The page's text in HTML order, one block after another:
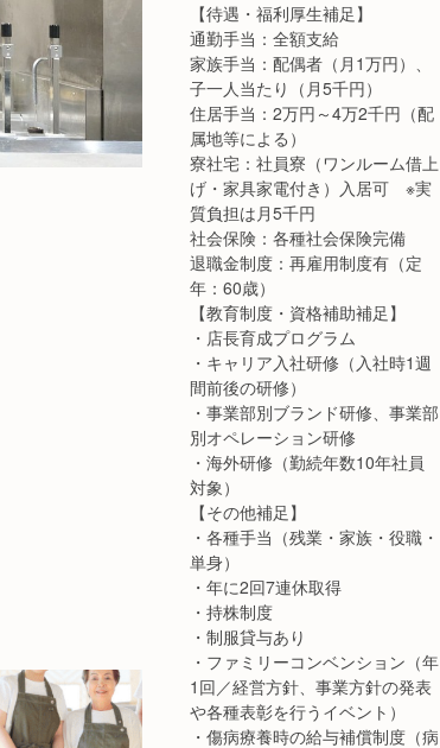
【待遇・福利厚生補足】
通勤手当：全額支給
家族手当：配偶者（月1万円）、
子一人当たり（月5千円）
住居手当：2万円～4万2千円（配
属地等による）
寮社宅：社員寮（ワンルーム借上
げ・家具家電付き）入居可 ※実
質負担は月5千円
社会保険：各種社会保険完備
退職金制度：再雇用制度有（定
年：60歳）
【教育制度・資格補助補足】
・店長育成プログラム
・キャリア入社研修（入社時1週
間前後の研修）
・事業部別ブランド研修、事業部
別オペレーション研修
・海外研修（勤続年数10年社員
対象）
【その他補足】
・各種手当（残業・家族・役職・
単身）
・年に2回7連休取得
・持株制度
・制服貸与あり
・ファミリーコンベンション（年
1回／経営方針、事業方針の発表
や各種表彰を行うイベント）
・傷病療養時の給与補償制度（病